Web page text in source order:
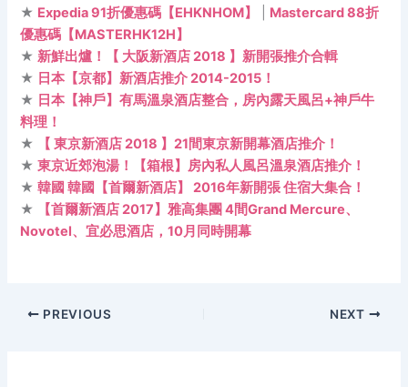
★ Expedia 91折優惠碼【EHKNHOM】
Mastercard 88折
優惠碼【MASTERHK12H】
★新鮮出爐！【 大阪新酒店 2018 】新開張推介合輯
★ 日本【京都】新酒店推介 2014-2015！
★ 日本【神戶】有馬溫泉酒店整合，房內露天風呂+神戶牛
料理！
★
【 東京新酒店 2018 】21間東京新開幕酒店推介！
★東京近郊泡湯！【箱根】房內私人風呂溫泉酒店推介！
★韓國 韓國【首爾新酒店】 2016年新開張 住宿大集合！
★
【首爾新酒店 2017】雅高集團 4間Grand Mercure、
Novotel、宜必思酒店，10月同時開幕
PREVIOUS NEXT